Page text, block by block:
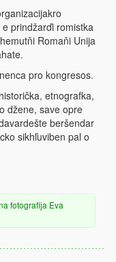
prindžarďi romistka
Romaňi Unija
pro kongresos.
etnografka,
džene, save opre
beršendar
sikhľuviben pal o
fotografija Eva